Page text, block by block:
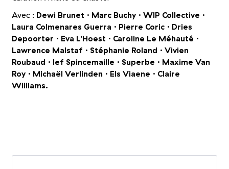
Avec : Dewi Brunet · Marc Buchy · WIP Collective ·
Laura Colmenares Guerra · Pierre Coric · Dries
Depoorter · Eva L’Hoest · Caroline Le Méhauté ·
Lawrence Malstaf · Stéphanie Roland · Vivien
Roubaud · Ief Spincemaille · Superbe · Maxime Van
Roy · Michaël Verlinden · Els Viaene · Claire
Williams.